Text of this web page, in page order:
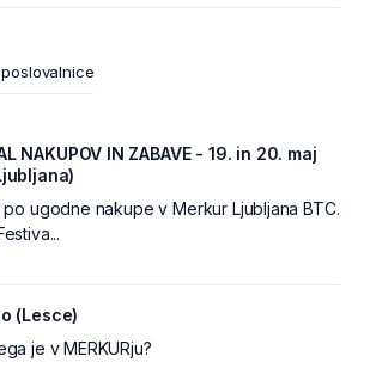
NAKUPOV IN ZABAVE - 19. in 20. maj
po ugodne nakupe v Merkur Ljubljana BTC.
(Lesce)
je v MERKURju?